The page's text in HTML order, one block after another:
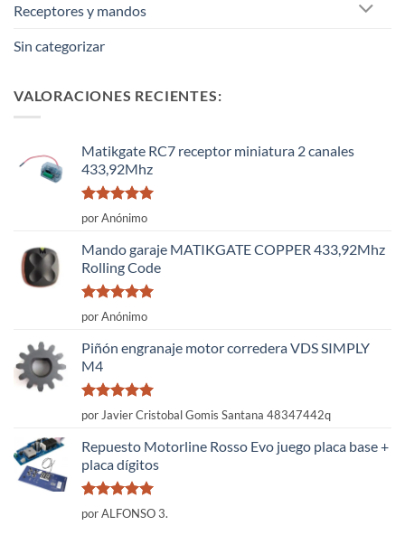
Receptores y mandos
Sin categorizar
VALORACIONES RECIENTES:
Matikgate RC7 receptor miniatura 2 canales
433,92Mhz
Valorado
con
por Anónimo
Mando garaje MATIKGATE COPPER 433,92Mhz
Rolling Code
Valorado
con
por Anónimo
Piñón engranaje motor corredera VDS SIMPLY
M4
Valorado
con
por Javier Cristobal Gomis Santana 48347442q
Repuesto Motorline Rosso Evo juego placa base +
placa dígitos
Valorado
con
por ALFONSO 3.